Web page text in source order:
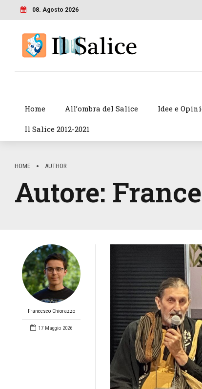
08. Agosto 2026
Home All’ombra del Salice Idee e
Il Salice 2012-2021
HOME AUTHOR
Autore:
Francesco Chiorazzo
17 Maggio 2026